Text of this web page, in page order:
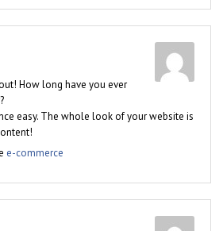
How long have you ever
easy. The whole look of your website is
e-commerce